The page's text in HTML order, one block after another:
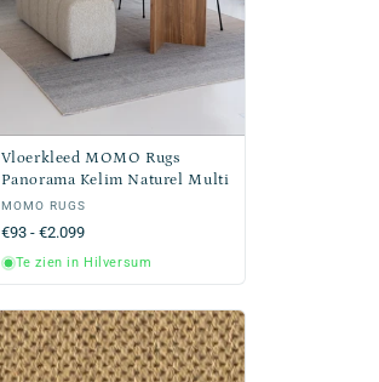
Vloerkleed MOMO Rugs
Panorama Kelim Naturel Multi
Verkoper:
MOMO RUGS
Normale
prijs
€93 - €2.099
Te zien in Hilversum